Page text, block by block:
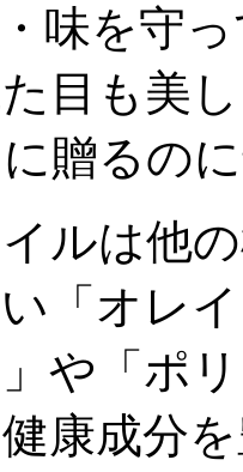
味を守
目も美
贈るの
ルは他
「オレ
」や「ポ
康成分